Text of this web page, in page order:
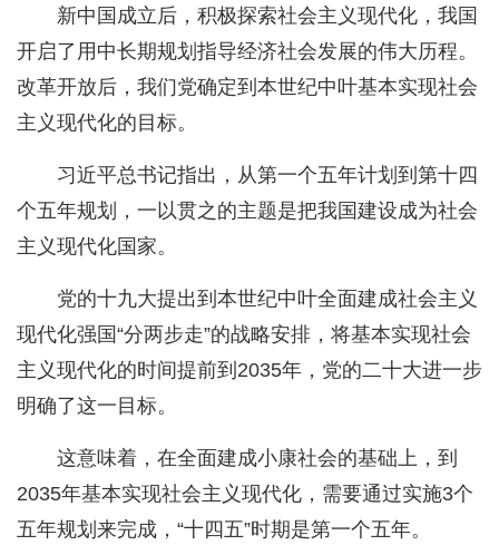
新中国成立后，积极探索社会主义现代化，我国
开启了用中长期规划指导经济社会发展的伟大历程。
改革开放后，我们党确定到本世纪中叶基本实现社会
主义现代化的目标。
习近平总书记指出，从第一个五年计划到第十四
个五年规划，一以贯之的主题是把我国建设成为社会
主义现代化国家。
党的十九大提出到本世纪中叶全面建成社会主义
现代化强国“分两步走”的战略安排，将基本实现社会
主义现代化的时间提前到2035年，党的二十大进一步
明确了这一目标。
这意味着，在全面建成小康社会的基础上，到
2035年基本实现社会主义现代化，需要通过实施3个
五年规划来完成，“十四五”时期是第一个五年。